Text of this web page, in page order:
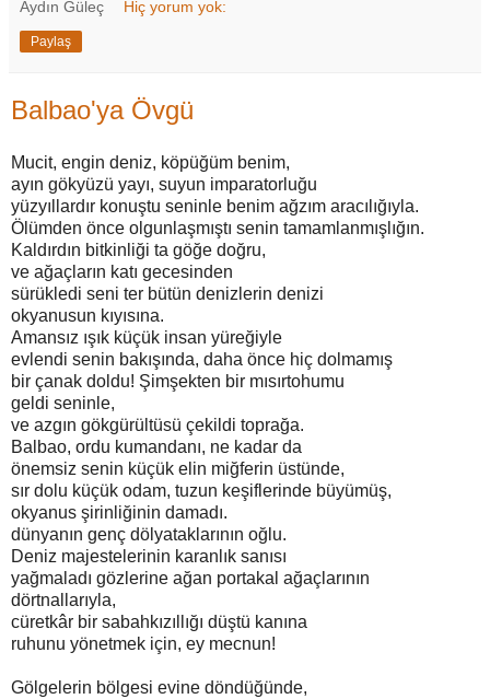
Aydın Güleç Hiç yorum yok:
Paylaş
Balbao'ya Övgü
Mucit, engin deniz, köpüğüm benim,
ayın gökyüzü yayı, suyun imparatorluğu
yüzyıllardır konuştu seninle benim ağzım aracılığıyla.
Ölümden önce olgunlaşmıştı senin tamamlanmışlığın.
Kaldırdın bitkinliği ta göğe doğru,
ve ağaçların katı gecesinden
sürükledi seni ter bütün denizlerin denizi
okyanusun kıyısına.
Amansız ışık küçük insan yüreğiyle
evlendi senin bakışında, daha önce hiç dolmamış
bir çanak doldu! Şimşekten bir mısırtohumu
geldi seninle,
ve azgın gökgürültüsü çekildi toprağa.
Balbao, ordu kumandanı, ne kadar da
önemsiz senin küçük elin miğferin üstünde,
sır dolu küçük odam, tuzun keşiflerinde büyümüş,
okyanus şirinliğinin damadı.
dünyanın genç dölyataklarının oğlu.
Deniz majestelerinin karanlık sanısı
yağmaladı gözlerine ağan portakal ağaçlarının
dörtnallarıyla,
cüretkâr bir sabahkızıllığı düştü kanına
ruhunu yönetmek için, ey mecnun!
Gölgelerin bölgesi evine döndüğünde,